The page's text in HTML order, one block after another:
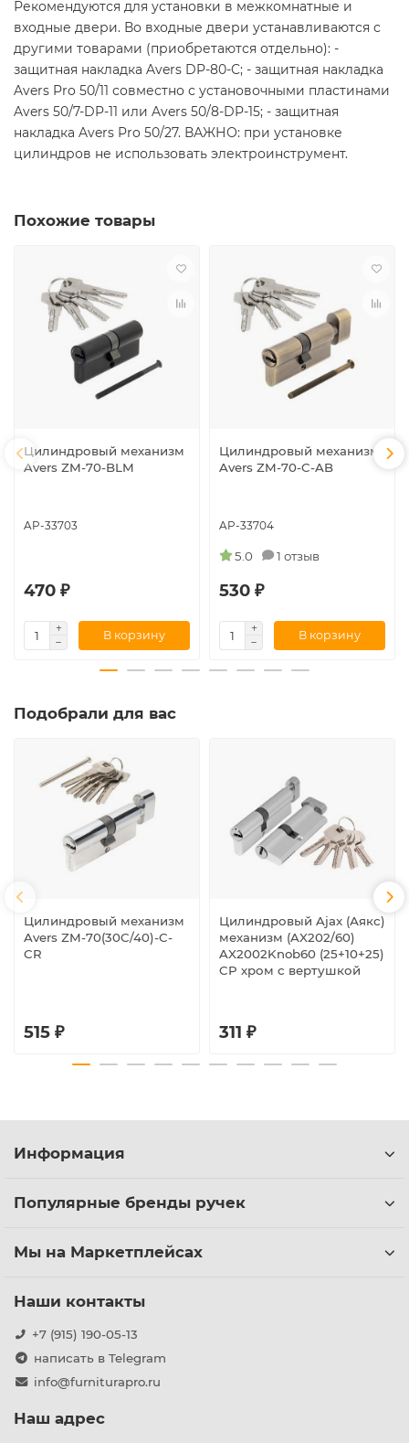
Рекомендуются для установки в межкомнатные и
входные двери. Во входные двери устанавливаются с
другими товарами (приобретаются отдельно): -
защитная накладка Avers DP-80-C; - защитная накладка
Avers Pro 50/11 совместно с установочными пластинами
Avers 50/7-DP-11 или Avers 50/8-DP-15; - защитная
накладка Avers Pro 50/27. ВАЖНО: при установке
цилиндров не использовать электроинструмент.
Похожие товары
Цилиндровый механизм
Avers ZM-70-BLM
AP-33703
470 ₽
В корзину
Цилиндровый механизм
Avers ZM-70-C-AB
AP-33704
5.0 1 отзыв
530 ₽
В корзину
Подобрали для вас
Цилиндровый механизм
Avers ZM-70(30C/40)-C-
CR
515 ₽
Цилиндровый Ajax (Аякс)
механизм (AX202/60)
AX2002Knob60 (25+10+25)
CP хром с вертушкой
311 ₽
Информация
Популярные бренды ручек
Мы на Маркетплейсах
Наши контакты
+7 (915) 190-05-13
написать в Telegram
info@furniturapro.ru
Наш адрес